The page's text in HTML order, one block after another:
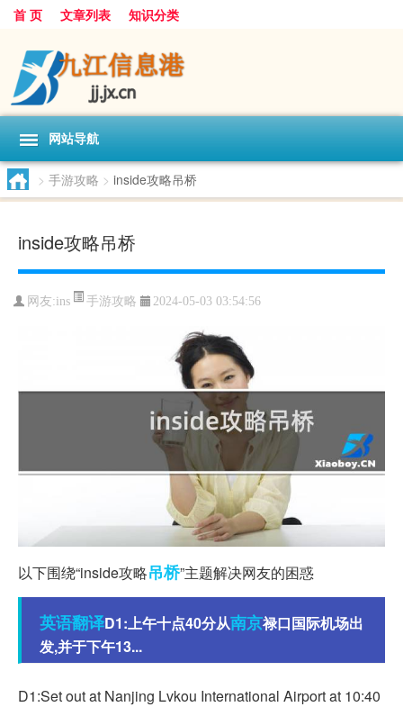
首 页 文章列表 知识分类
网站导航
> 手游攻略 > inside攻略吊桥
inside攻略吊桥
网友:ins 手游攻略 2024-05-03 03:54:56
以下围绕“inside攻略吊桥”主题解决网友的困惑
英语翻译D1:上午十点40分从南京禄口国际机场出
发,并于下午13...
D1:Set out at Nanjing Lvkou International Airport at 10:40